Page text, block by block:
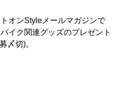
オンStyleメールマガジンで
イク関連グッズのプレゼント
〆切)。